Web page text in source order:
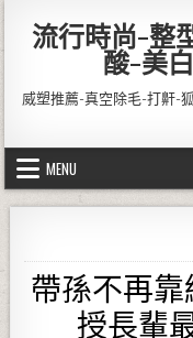
流行時尚-整
酸-美
威塑推薦-真空除毛-打鼾-
MENU
帶孫不再
授長輩